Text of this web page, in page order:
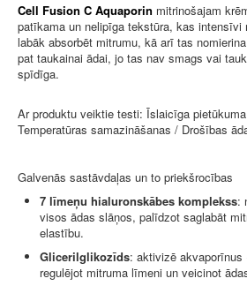
Cell Fusion C Aquaporin mitrinošajam
patīkama un nelipīga tekstūra, kas intensīvi
labāk absorbēt mitrumu, kā arī tas
pat taukainai ādai, jo tas nav smags vai
spīdīga.
Ar produktu veiktie testi: Īslaicīga
Temperatūras samazināšanas / Drošības
Galvenās sastāvdaļas un to priekšrocības
7 līmeņu hialuronskābes komplekss:
visos ādas slāņos, palīdzot saglabāt
elastību.
Glicerilglikozīds: aktivizē akvaporīnus
regulējot mitruma līmeni un veicinot